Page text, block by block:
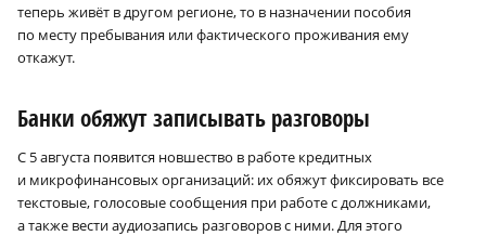
теперь живёт в другом регионе, то в назначении пособия
по месту пребывания или фактического проживания ему
откажут.
Банки обяжут записывать разговоры
С 5 августа появится новшество в работе кредитных
и микрофинансовых организаций: их обяжут фиксировать все
текстовые, голосовые сообщения при работе с должниками,
а также вести аудиозапись разговоров с ними. Для этого